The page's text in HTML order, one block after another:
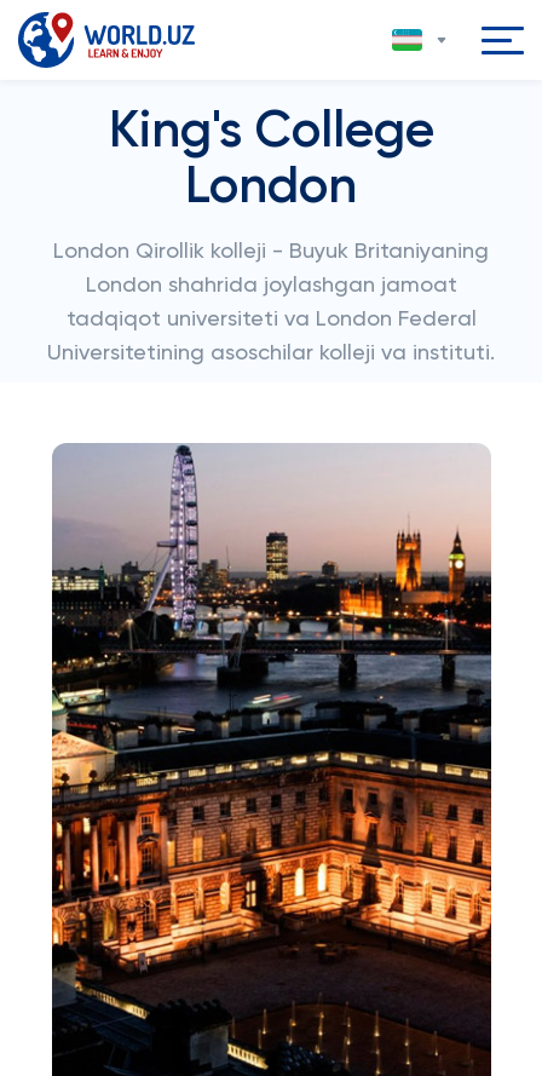
King's College
London
London Qirollik kolleji - Buyuk Britaniyaning
London shahrida joylashgan jamoat
tadqiqot universiteti va London Federal
Universitetining asoschilar kolleji va instituti.